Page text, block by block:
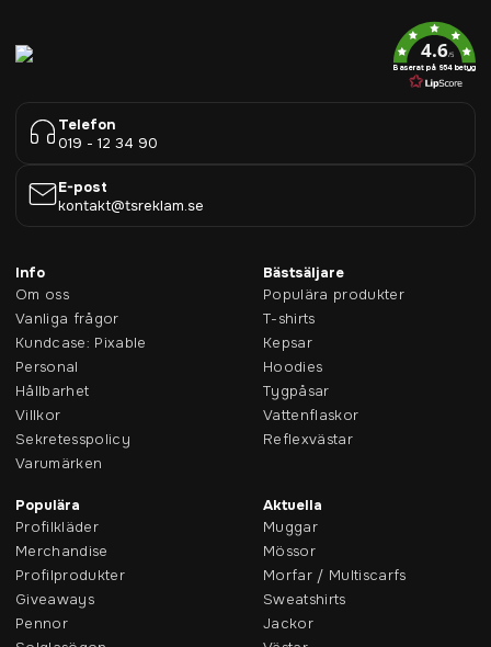
4.6/5
Baserat på 954 betyg
Telefon
019 - 12 34 90
E-post
kontakt@tsreklam.se
Info
Om oss
Vanliga frågor
Kundcase: Pixable
Personal
Hållbarhet
Villkor
Sekretesspolicy
Varumärken
Bästsäljare
Populära produkter
T-shirts
Kepsar
Hoodies
Tygpåsar
Vattenflaskor
Reflexvästar
Populära
Profilkläder
Merchandise
Profilprodukter
Giveaways
Pennor
Aktuella
Muggar
Mössor
Morfar / Multiscarfs
Sweatshirts
Jackor